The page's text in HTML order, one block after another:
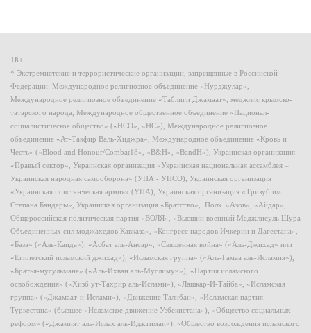
18+
* Экстремистские и террористические организации, запрещенные в Российской
Федерации: Международное религиозное объединение «Нурджулар»,
Международное религиозное объединение «Таблиги Джамаат», меджлис крымско-
татарского народа, Международное общественное объединение «Национал-
социалистическое общество» («НСО», «НС»), Международное религиозное
объединение «Ат-Такфир Валь-Хиджра», Международное объединение «Кровь и
Честь» («Blood and Honour/Combat18», «B&H», «BandH»), Украинская организация
«Правый сектор», Украинская организация «Украинская национальная ассамблея –
Украинская народная самооборона» (УНА - УНСО), Украинская организация
«Украинская повстанческая армия» (УПА), Украинская организация «Тризуб им.
Степана Бандеры», Украинская организация «Братство», Полк «Азов», «Айдар»,
Общероссийская политическая партия «ВОЛЯ», «Высший военный Маджлисуль Шура
Объединенных сил моджахедов Кавказа», «Конгресс народов Ичкерии и Дагестана»,
«База» («Аль-Каида»), «Асбат аль-Ансар», «Священная война» («Аль-Джихад» или
«Египетский исламский джихад»), «Исламская группа» («Аль-Гамаа аль-Исламия»),
«Братья-мусульмане» («Аль-Ихван аль-Муслимун»), «Партия исламского
освобождения» («Хизб ут-Тахрир аль-Ислами»), «Лашкар-И-Тайба», «Исламская
группа» («Джамаат-и-Ислами»), «Движение Талибан», «Исламская партия
Туркестана» (бывшее «Исламское движение Узбекистана»), «Общество социальных
реформ» («Джамият аль-Ислах аль-Иджтимаи»), «Общество возрождения исламского